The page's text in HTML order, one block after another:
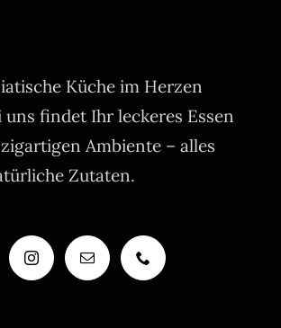
Küche im Herzen
uns findet Ihr leckeres Essen
Ambiente – alles
Zutaten.